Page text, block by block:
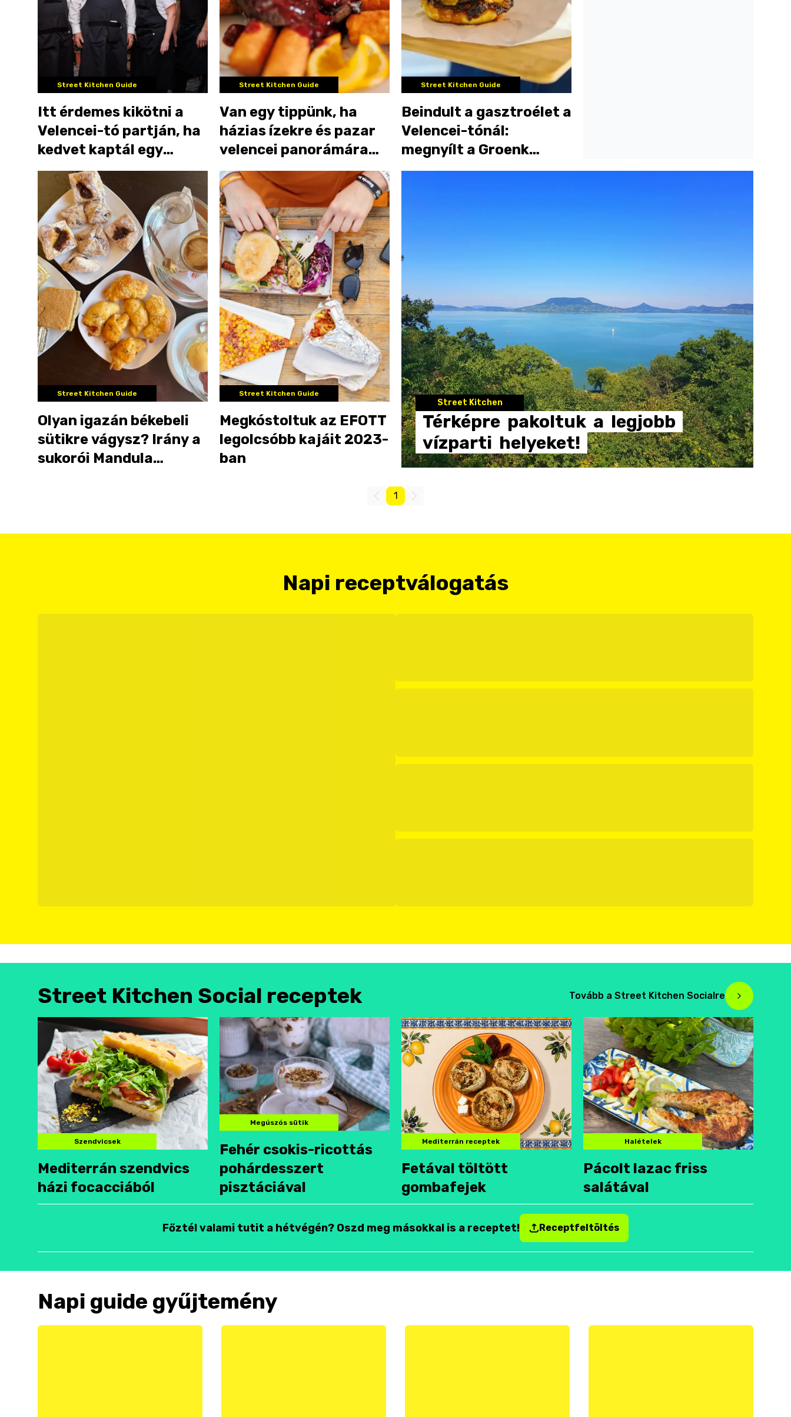
Street Kitchen Guide
Itt érdemes kikötni a
Velencei-tó partján, ha
kedvet kaptál egy
kiadós ebédhez
Street Kitchen Guide
Van egy tippünk, ha
házias ízekre és pazar
velencei panorámára
vágysz
Street Kitchen Guide
Beindult a gasztroélet a
Velencei-tónál:
megnyílt a Groenk
Delikát és Bisztró
Street Kitchen Guide
Olyan igazán békebeli
sütikre vágysz? Irány a
sukorói Mandula
Street Kitchen Guide
Megkóstoltuk az EFOTT
legolcsóbb kajáit 2023-
ban
Street Kitchen
Térképre pakoltuk a legjobb
vízparti helyeket!
1
Napi receptválogatás
Street Kitchen Social receptek Tovább a Street Kitchen Socialre
Szendvicsek
Mediterrán szendvics
házi focacciából
Megúszós sütik
Fehér csokis-ricottás
pohárdesszert
pisztáciával
Mediterrán receptek
Fetával töltött
gombafejek
Halételek
Pácolt lazac friss
salátával
Főztél valami tutit a hétvégén? Oszd meg másokkal is a receptet! Receptfeltöltés
Napi guide gyűjtemény